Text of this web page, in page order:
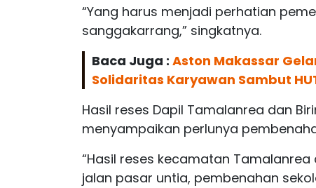
“Yang harus menjadi perhatian
sanggakarrang,” singkatnya.
Baca Juga : Aston Makassar
Solidaritas Karyawan Sambut
Hasil reses Dapil Tamalanrea dan
menyampaikan perlunya
“Hasil reses kecamatan
jalan pasar untia, pembenahan